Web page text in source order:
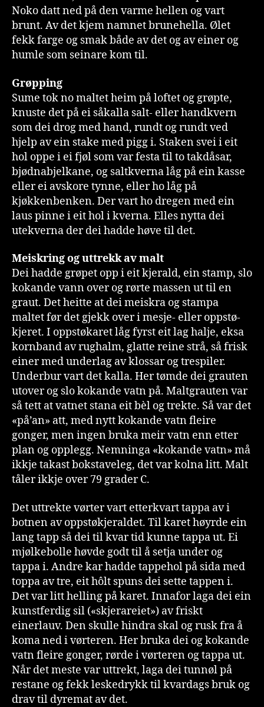
Noko datt ned på den varme hellen og vart
brunt. Av det kjem namnet brunehella. Ølet
fekk farge og smak både av det og av einer og
humle som seinare kom til.
Grøpping
Sume tok no maltet heim på loftet og grøpte,
knuste det på ei såkalla salt- eller handkvern
som dei drog med hand, rundt og rundt ved
hjelp av ein stake med pigg i. Staken svei i eit
hol oppe i ei fjøl som var festa til to takdåsar,
bjødnabjelkane, og saltkverna låg på ein kasse
eller ei avskore tynne, eller ho låg på
kjøkkenbenken. Der vart ho dregen med ein
laus pinne i eit hol i kverna. Elles nytta dei
utekverna der dei hadde høve til det.
Meiskring og uttrekk av malt
Dei hadde grøpet opp i eit kjerald, ein stamp, slo
kokande vann over og rørte massen ut til en
graut. Det heitte at dei meiskra og stampa
maltet før det gjekk over i mesje- eller oppstø-
kjeret. I oppstøkaret låg fyrst eit lag halje, eksa
kornband av rughalm, glatte reine strå, så frisk
einer med underlag av klossar og trespiler.
Underbur vart det kalla. Her tømde dei grauten
utover og slo kokande vatn på. Maltgrauten var
så tett at vatnet stana eit bèl og trekte. Så var det
«på’an» att, med nytt kokande vatn fleire
gonger, men ingen bruka meir vatn enn etter
plan og opplegg. Nemninga «kokande vatn» må
ikkje takast bokstaveleg, det var kolna litt. Malt
tåler ikkje over 79 grader C.
Det uttrekte vørter vart etterkvart tappa av i
botnen av oppstøkjeraldet. Til karet høyrde ein
lang tapp så dei til kvar tid kunne tappa ut. Ei
mjølkebolle høvde godt til å setja under og
tappa i. Andre kar hadde tappehol på sida med
toppa av tre, eit hôlt spuns dei sette tappen i.
Det var litt helling på karet. Innafor laga dei ein
kunstferdig sil («skjerareiet») av friskt
einerlauv. Den skulle hindra skal og rusk fra å
koma ned i vørteren. Her bruka dei og kokande
vatn fleire gonger, rørde i vørteren og tappa ut.
Når det meste var uttrekt, laga dei tunnøl på
restane og fekk leskedrykk til kvardags bruk og
drav til dyremat av det.